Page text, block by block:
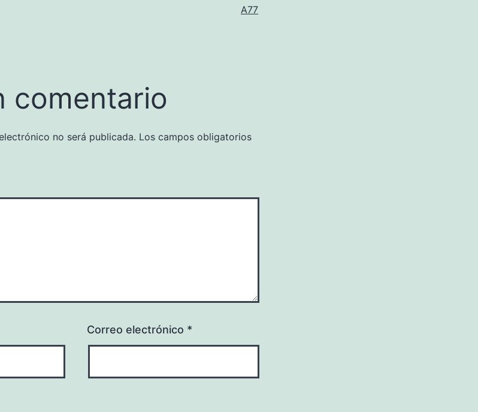
A77
comentario
no será publicada. Los campos obligatorios
Correo electrónico *